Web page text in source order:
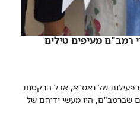
רמב"ם מעיפים טילים
פעילות של נאס"א, אבל הרקטות
שברמב"ם, היו מעשי ידיהם של